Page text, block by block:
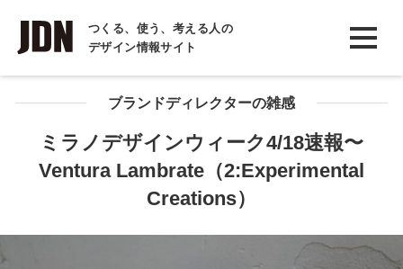
つくる、使う、考える人の
デザイン情報サイト
INTERVIEW
インタビュー
REPORT
COLUMN
ブランドディレクターの雑感
ミラノデザインウィーク4/18速報〜
Ventura Lambrate（2:Experimental
Creations）